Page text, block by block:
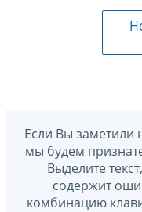
Если Вы заметили
мы будем
Выделите
содержит
комбинацию